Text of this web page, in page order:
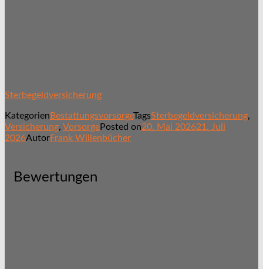
Sterbegeldversicherung
Kategorien BestattungsvorsorgeTagsSterbegeldversicherung,
Versicherung, VorsorgePosted on20. Mai 202621. Juli
2026AutorFrank Willenbücher
Bewertungen